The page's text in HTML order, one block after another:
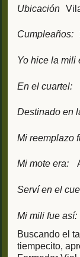
Ubicación
Cumpleaños:
Yo hice la mili
En el cuartel:
Destinado en
Mi reemplazo
Mi mote era:
Serví en el
Mi mili fue así:
Buscando el
tiempecito,